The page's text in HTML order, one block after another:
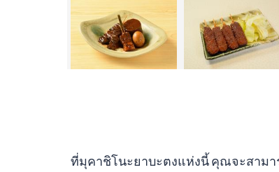
ที่มุคาชิโนะยาบะตงแห่งนี้ คุณจะสามา